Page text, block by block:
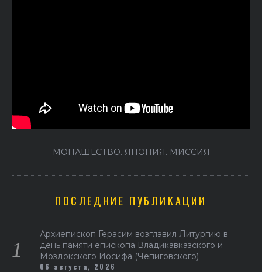
МОНАШЕСТВО. ЯПОНИЯ. МИССИЯ
ПОСЛЕДНИЕ ПУБЛИКАЦИИ
Архиепископ Герасим возглавил Литургию в
день памяти епископа Владикавказского и
Моздокского Иосифа (Чепиговского)
06 августа, 2026